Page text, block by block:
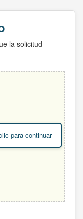
la solicitud
para continuar